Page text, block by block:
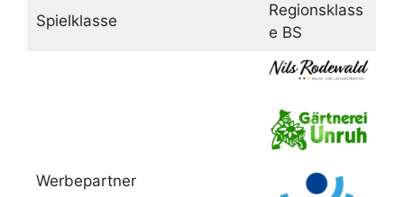
Spielklasse
Regionsklass
e BS
Werbepartner